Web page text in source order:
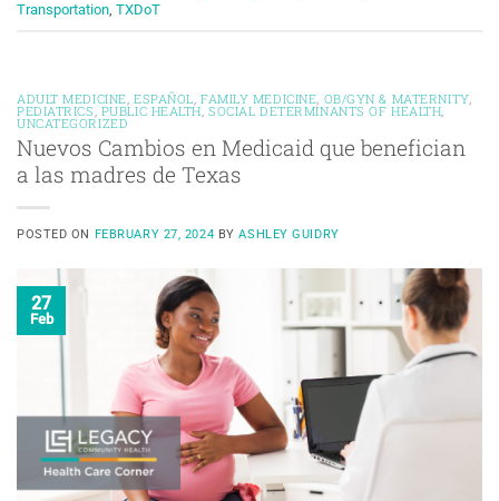
Transportation, TXDoT
ADULT MEDICINE ESPAÑOL ,FAMILY MEDICINE OB/GYN & MATERNITY,
PEDIATRICS PUBLIC HEALTH ,SOCIAL DETERMINANTS OF HEALTH
UNCATEGORIZED
Nuevos Cambios en Medicaid que benefician
a las madres de Texas
POSTED ON FEBRUARY 27, 2024 BYASHLEY GUIDRY
27
Feb